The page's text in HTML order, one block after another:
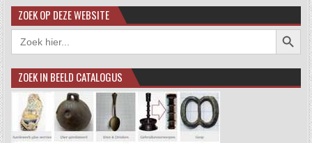
ZOEK OP DEZE WEBSITE
Zoek
naar:
ZOEK IN BEELD CATALOGUS